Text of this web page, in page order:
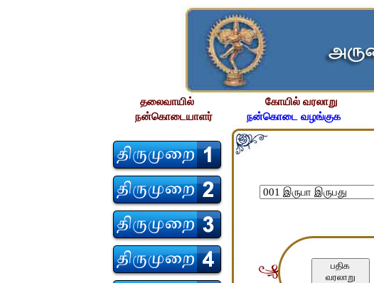
தலைவாயில் கோயில் வரலாறு
நன்கொடையாளர்
நன்கொடை வழங்குக
பதிக
வரலாறு